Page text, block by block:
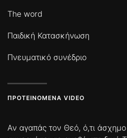
The word
Παιδική Κατασκήνωση
Πνευματικό συνέδριο
ΠΡΟΤΕΙΝΌΜΕΝΑ VIDEO
Αν αγαπάς τον Θεό, ό,τι